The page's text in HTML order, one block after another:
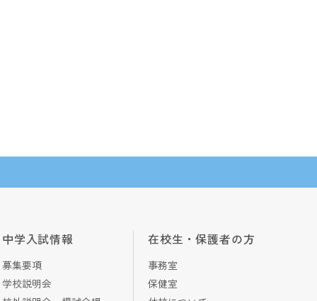
中学入試情報
募集要項
学校説明会
在校生・保護者の方
事務室
保健室